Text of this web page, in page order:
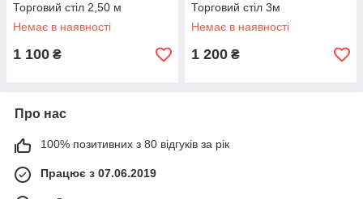
Торговий стіл 2,50 м
Немає в наявності
1 100 ₴
Торговий стіл 3м
Немає в наявності
1 200 ₴
Про нас
100% позитивних з 80 відгуків за рік
Працює з 07.06.2019